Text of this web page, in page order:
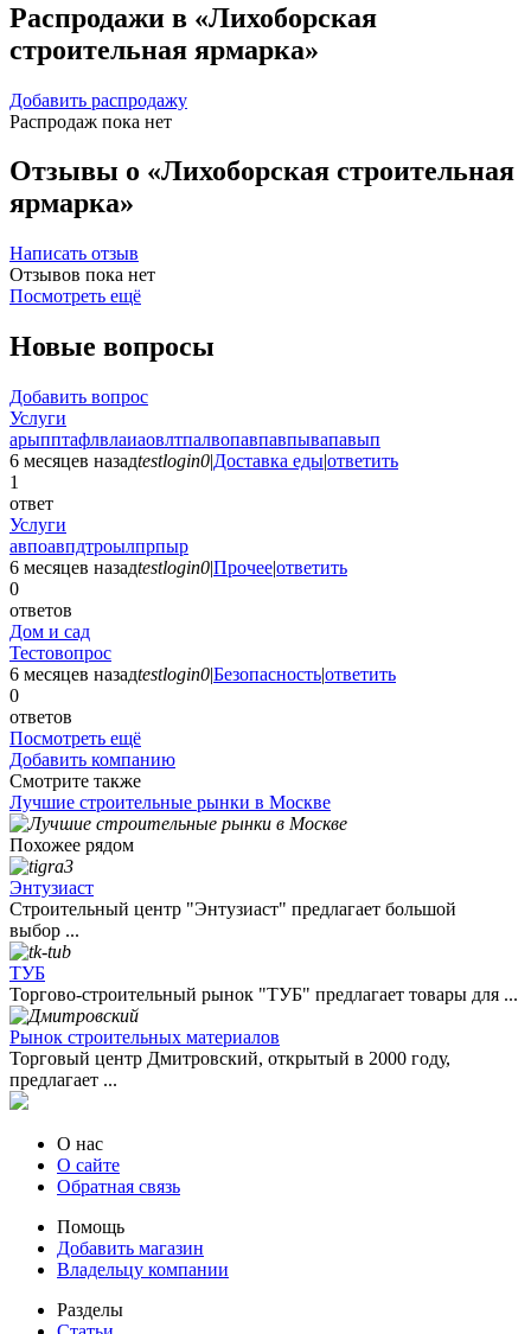
Распродажи в «Лихоборская
строительная ярмарка»
Добавить распродажу
Распродаж пока нет
Отзывы о «Лихоборская строительная
ярмарка»
Написать отзыв
Отзывов пока нет
Посмотреть ещё
Новые вопросы
Добавить вопрос
Услуги
арыпптафлвлаиаовлтпалвопавпавпывапавып
6 месяцев назадtestlogin0|Доставка еды|ответить
1
ответ
Услуги
авпоавпдтроылпрпыр
6 месяцев назадtestlogin0|Прочее|ответить
0
ответов
Дом и сад
Тестовопрос
6 месяцев назадtestlogin0|Безопасность|ответить
0
ответов
Посмотреть ещё
Добавить компанию
Смотрите также
Лучшие строительные рынки в Москве
Похожее рядом
Энтузиаст
Строительный центр "Энтузиаст" предлагает большой
выбор ...
ТУБ
Торгово-строительный рынок "ТУБ" предлагает товары для ...
Рынок строительных материалов
Торговый центр Дмитровский, открытый в 2000 году,
предлагает ...
О нас
О сайте
Обратная связь
Помощь
Добавить магазин
Владельцу компании
Разделы